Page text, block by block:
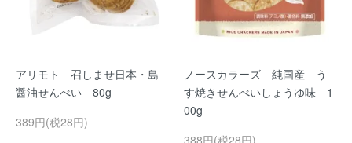
アリモト 召しませ日本・島
醤油せんべい 80g
389円(税28円)
ノースカラーズ 純国産 う
す焼きせんべいしょうゆ味 1
00g